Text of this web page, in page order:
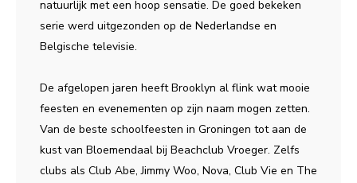
natuurlijk met een hoop sensatie. De goed bekeken
serie werd uitgezonden op de Nederlandse en
Belgische televisie.
De afgelopen jaren heeft Brooklyn al flink wat mooie
feesten en evenementen op zijn naam mogen zetten.
Van de beste schoolfeesten in Groningen tot aan de
kust van Bloemendaal bij Beachclub Vroeger. Zelfs
clubs als Club Abe, Jimmy Woo, Nova, Club Vie en The